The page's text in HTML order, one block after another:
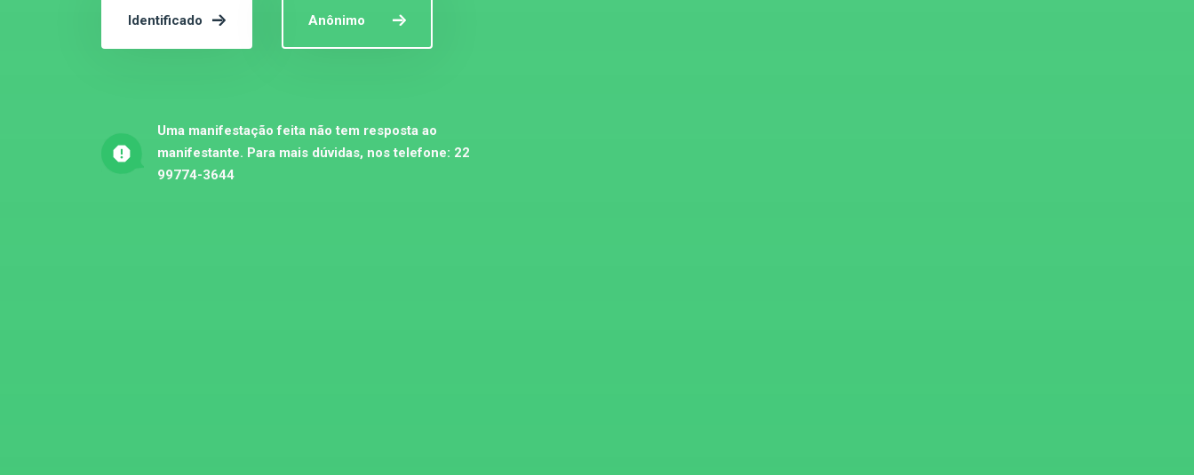
Identificado Anônimo
Uma manifestação feita não tem resposta ao
manifestante. Para mais dúvidas, nos telefone: 22
99774-3644